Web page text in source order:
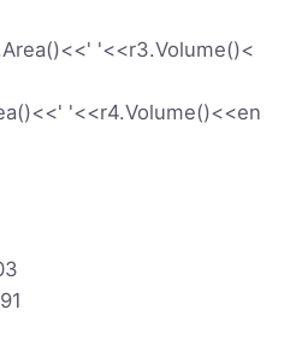
'<<r3.Volume()<
'<<r4.Volume()<<en